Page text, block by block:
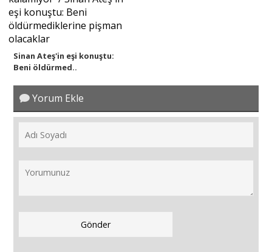
Sinan Ateş'in eşi konuştu:
Beni öldürmed..
Yorum Ekle